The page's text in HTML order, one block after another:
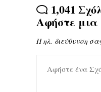
1,041
Αφήστε
Η ηλ. διεύθυνση